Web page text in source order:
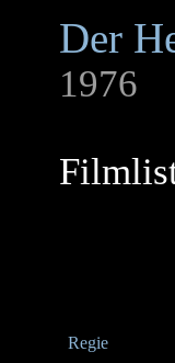
Der
1976
Regie